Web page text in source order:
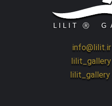
info@lilit.ir
lilit_gallery
lilit_gallery